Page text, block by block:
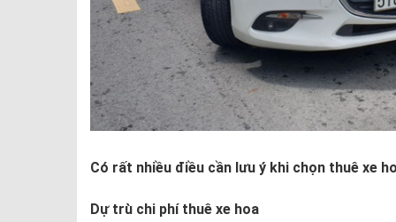
Có rất nhiều điều cần lưu ý khi chọn thuê xe
Dự trù chi phí thuê xe hoa